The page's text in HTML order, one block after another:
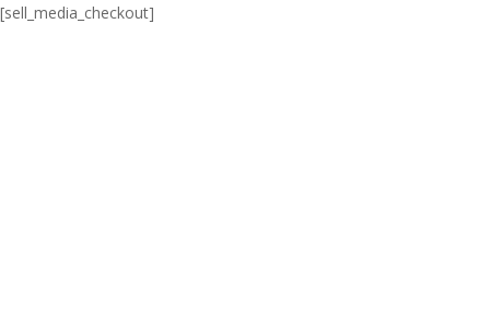
[sell_media_checkout]